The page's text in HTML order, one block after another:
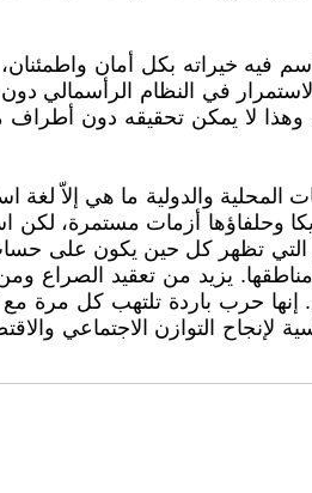
في النظام الرأسمالي
لا يمكن تحقيقه دون أطراف
والدولية ما هي إلاّ لغة
أزمات مستمرة، لكن
تظهر كل حين يكون على
ومناطقها. يزيد من تعقيد
لإنجاح التوازن الاجتماعي